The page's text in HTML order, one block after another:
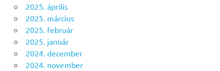
2025. április
2025. március
2025. február
2025. január
2024. december
2024. november